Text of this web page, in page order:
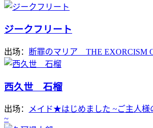
ジークフリート
出场： 断罪のマリア THE EXORCISM
西久世 石榴
出场：
メイド★はじめました ~ご主人様
~